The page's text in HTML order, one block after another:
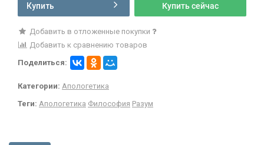
Купить Купить сейчас
Добавить в отложенные покупки
Добавить к сравнению товаров
Поделиться:
Категории: Апологетика
Теги: Апологетика Философия Разум